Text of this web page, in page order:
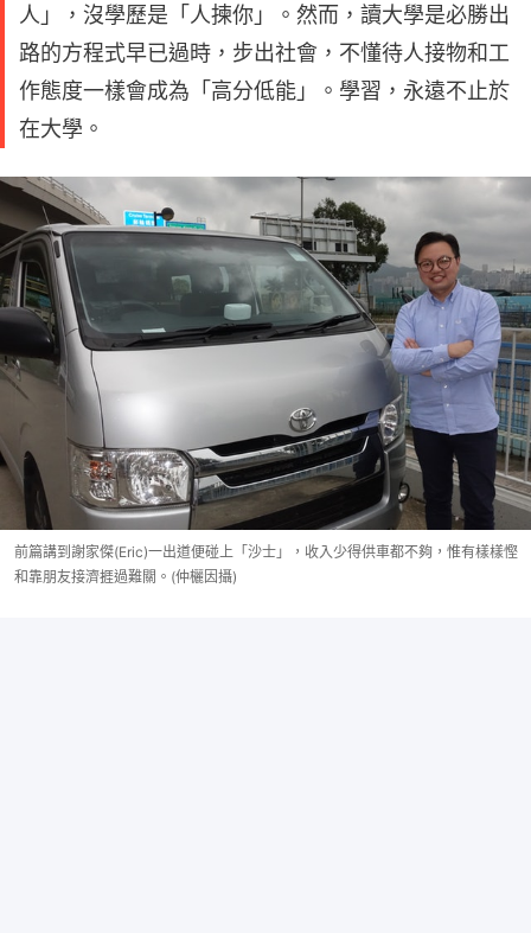
人」，沒學歷是「人揀你」。然而，讀大學是必勝出
路的方程式早已過時，步出社會，不懂待人接物和工
作態度一樣會成為「高分低能」。學習，永遠不止於
在大學。
前篇講到謝家傑(Eric)一出道便碰上「沙士」，收入少得供車都不夠，惟有樣樣慳
和靠朋友接濟捱過難關。(仲欐因攝)